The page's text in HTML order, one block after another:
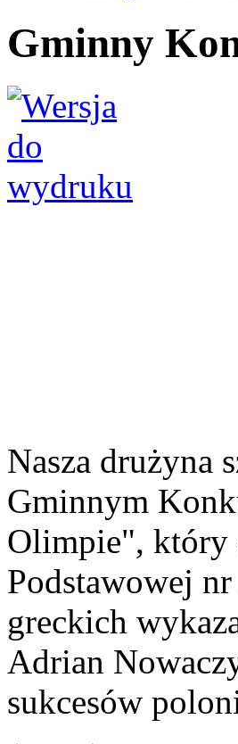
Gminny
Nasza drużyna
Gminnym
Olimpie", który
Podstawowej
greckich
Adrian
sukcesów